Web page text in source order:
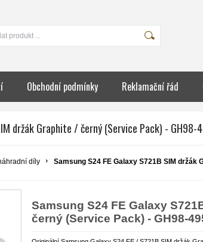
Obchodní podmínky Reklamační řád
držák Graphite / černý (Service Pack) - GH98-
díly
Samsung S24 FE Galaxy S721B SIM držák
Samsung S24 FE Galaxy
černý (Service Pack) - GH98-